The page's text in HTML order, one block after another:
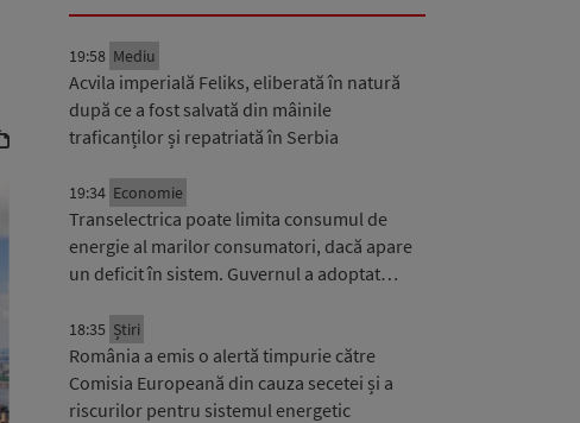
19:58 Mediu
Acvila imperială Feliks, eliberată în natură
după ce a fost salvată din mâinile
traficanților și repatriată în Serbia
19:34 Economie
Transelectrica poate limita consumul de
energie al marilor consumatori, dacă apare
un deficit în sistem. Guvernul a adoptat…
18:35 Știri
România a emis o alertă timpurie către
Comisia Europeană din cauza secetei și a
riscurilor pentru sistemul energetic